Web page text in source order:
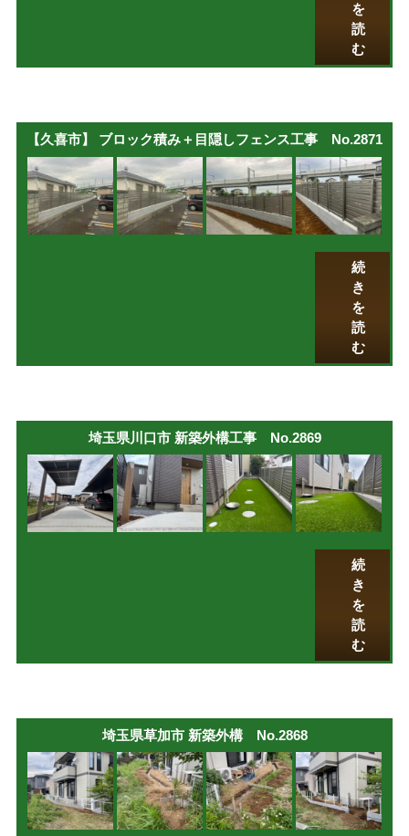
を
読
む
【久喜市】 ブロック積み＋目隠しフェンス工事 No.2871
続
き
を
読
む
埼玉県川口市 新築外構工事 No.2869
続
き
を
読
む
埼玉県草加市 新築外構 No.2868